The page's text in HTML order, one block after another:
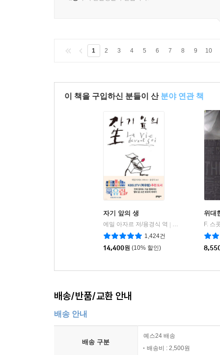
1 2 3 4 5 6 7 8 9 10
이 책을 구입하신 분들이 산 분야 연관 책
자기 앞의 생
에밀 아자르 저/용경식 역
문학동네
1,424건
14,400원 (10% 할인)
위대
배송/반품/교환 안내
배송 안내
배송 구분
예스24 배송
배송비 : 2,500원